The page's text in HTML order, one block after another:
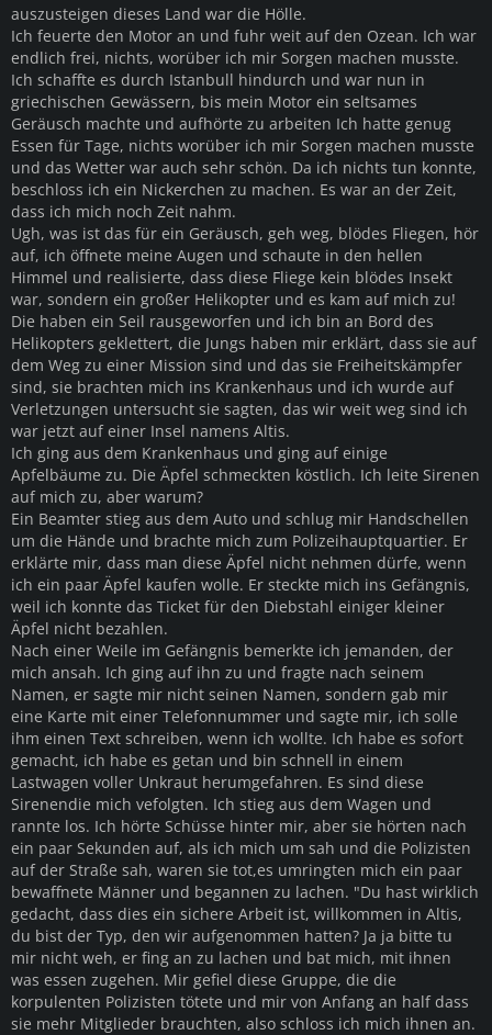
auszusteigen dieses Land war die Hölle.
Ich feuerte den Motor an und fuhr weit auf den Ozean. Ich war
endlich frei, nichts, worüber ich mir Sorgen machen musste.
Ich schaffte es durch Istanbull hindurch und war nun in
griechischen Gewässern, bis mein Motor ein seltsames
Geräusch machte und aufhörte zu arbeiten Ich hatte genug
Essen für Tage, nichts worüber ich mir Sorgen machen musste
und das Wetter war auch sehr schön. Da ich nichts tun konnte,
beschloss ich ein Nickerchen zu machen. Es war an der Zeit,
dass ich mich noch Zeit nahm.
Ugh, was ist das für ein Geräusch, geh weg, blödes Fliegen, hör
auf, ich öffnete meine Augen und schaute in den hellen
Himmel und realisierte, dass diese Fliege kein blödes Insekt
war, sondern ein großer Helikopter und es kam auf mich zu!
Die haben ein Seil rausgeworfen und ich bin an Bord des
Helikopters geklettert, die Jungs haben mir erklärt, dass sie auf
dem Weg zu einer Mission sind und das sie Freiheitskämpfer
sind, sie brachten mich ins Krankenhaus und ich wurde auf
Verletzungen untersucht sie sagten, das wir weit weg sind ich
war jetzt auf einer Insel namens Altis.
Ich ging aus dem Krankenhaus und ging auf einige
Apfelbäume zu. Die Äpfel schmeckten köstlich. Ich leite Sirenen
auf mich zu, aber warum?
Ein Beamter stieg aus dem Auto und schlug mir Handschellen
um die Hände und brachte mich zum Polizeihauptquartier. Er
erklärte mir, dass man diese Äpfel nicht nehmen dürfe, wenn
ich ein paar Äpfel kaufen wolle. Er steckte mich ins Gefängnis,
weil ich konnte das Ticket für den Diebstahl einiger kleiner
Äpfel nicht bezahlen.
Nach einer Weile im Gefängnis bemerkte ich jemanden, der
mich ansah. Ich ging auf ihn zu und fragte nach seinem
Namen, er sagte mir nicht seinen Namen, sondern gab mir
eine Karte mit einer Telefonnummer und sagte mir, ich solle
ihm einen Text schreiben, wenn ich wollte. Ich habe es sofort
gemacht, ich habe es getan und bin schnell in einem
Lastwagen voller Unkraut herumgefahren. Es sind diese
Sirenendie mich vefolgten. Ich stieg aus dem Wagen und
rannte los. Ich hörte Schüsse hinter mir, aber sie hörten nach
ein paar Sekunden auf, als ich mich um sah und die Polizisten
auf der Straße sah, waren sie tot,es umringten mich ein paar
bewaffnete Männer und begannen zu lachen. "Du hast wirklich
gedacht, dass dies ein sichere Arbeit ist, willkommen in Altis,
du bist der Typ, den wir aufgenommen hatten? Ja ja bitte tu
mir nicht weh, er fing an zu lachen und bat mich, mit ihnen
was essen zugehen. Mir gefiel diese Gruppe, die die
korpulenten Polizisten tötete und mir von Anfang an half dass
sie mehr Mitglieder brauchten, also schloss ich mich ihnen an.